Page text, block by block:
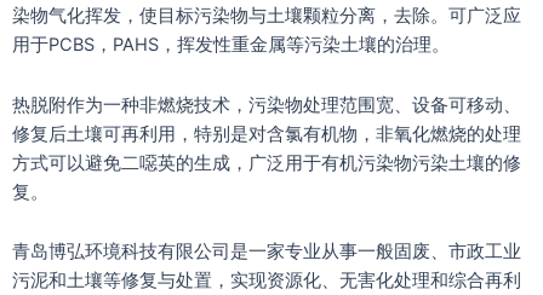
染物气化挥发，使目标污染物与土壤颗粒分离，去除。可广泛应
用于PCBS，PAHS，挥发性重金属等污染土壤的治理。
热脱附作为一种非燃烧技术，污染物处理范围宽、设备可移动、
修复后土壤可再利用，特别是对含氯有机物，非氧化燃烧的处理
方式可以避免二噁英的生成，广泛用于有机污染物污染土壤的修
复。
青岛博弘环境科技有限公司是一家专业从事一般固废、市政工业
污泥和土壤等修复与处置，实现资源化、无害化处理和综合再利